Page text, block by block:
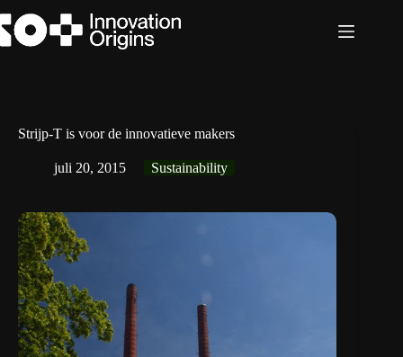
naar
de
Strijp-T is voor de innovatieve makers
juli 20, 2015 Sustainability